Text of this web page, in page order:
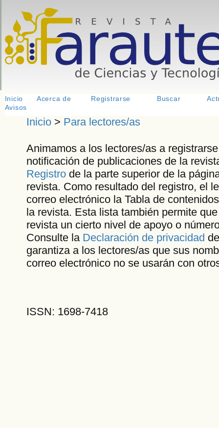
Inicio Acerca de Registrarse Buscar > <
Avisos
Inicio > Para lectores/as
Animamos a los lectores/as a
notificación de publicaciones de la
Registro de la parte superior de la
revista. Como resultado del registro, el
correo electrónico la Tabla de
la revista. Esta lista también permite
revista un cierto nivel de apoyo o
Consulte la Declaración de privacidad
garantiza a los lectores/as que sus
correo electrónico no se usarán con
ISSN: 1698-7418